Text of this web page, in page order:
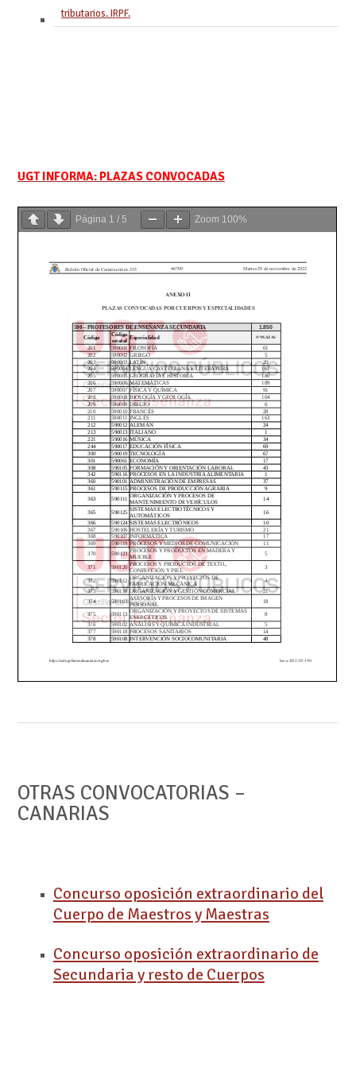
tributarios. IRPF.
UGT INFORMA: PLAZAS CONVOCADAS
Página 1 / 5 Zoom 100%
OTRAS CONVOCATORIAS –
CANARIAS
Concurso oposición extraordinario del
Cuerpo de Maestros y Maestras
Concurso oposición extraordinario de
Secundaria y resto de Cuerpos